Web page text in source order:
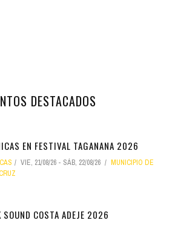
DESTACADOS
EN FESTIVAL TAGANANA 2026
VIE, 21/08/26 - SÁB, 22/08/26
MUNICIPIO DE
SOUND COSTA ADEJE 2026